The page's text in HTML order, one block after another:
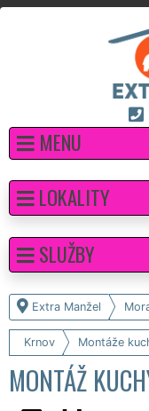
MENU
Extra Manžel
Krnov Montáže
MONTÁŽ
LOKALITY
SLUŽBY